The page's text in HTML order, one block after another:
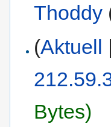
Thoddy
(Aktuell
Bytes)